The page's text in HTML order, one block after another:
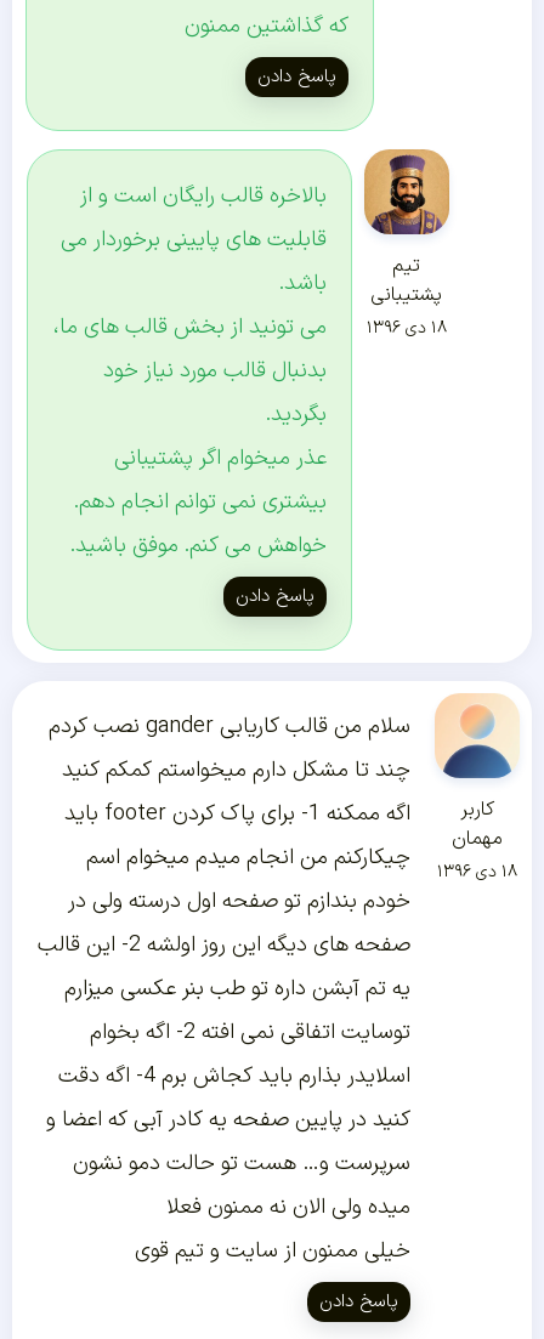
که گذاشتین ممنون
پاسخ دادن
تیم
پشتیبانی
۱۸ دی ۱۳۹۶
بالاخره قالب رایگان است و از
قابلیت های پایینی برخوردار می
باشد.
می تونید از بخش قالب های ما،
بدنبال قالب مورد نیاز خود
بگردید.
عذر میخوام اگر پشتیبانی
بیشتری نمی توانم انجام دهم.
خواهش می کنم. موفق باشید.
پاسخ دادن
کاربر
مهمان
۱۸ دی ۱۳۹۶
سلام من قالب کاریابی gander نصب کردم
چند تا مشکل دارم میخواستم کمکم کنید
اگه ممکنه 1- برای پاک کردن footer باید
چیکارکنم من انجام میدم میخوام اسم
خودم بندازم تو صفحه اول درسته ولی در
صفحه های دیگه این روز اولشه 2- این قالب
یه تم آبشن داره تو طب بنر عکسی میزارم
توسایت اتفاقی نمی افته 2- اگه بخوام
اسلایدر بذارم باید کجاش برم 4- اگه دقت
کنید در پایین صفحه یه کادر آبی که اعضا و
سرپرست و… هست تو حالت دمو نشون
میده ولی الان نه ممنون فعلا
خیلی ممنون از سایت و تیم قوی
پاسخ دادن